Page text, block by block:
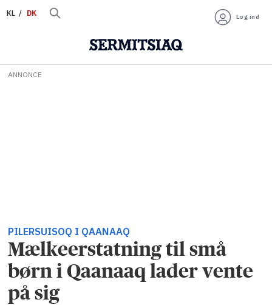
KL DK Log ind
ANNONCE
PILERSUISOQ I QAANAAQ
Mælkeerstatning til små
børn i Qaanaaq lader vente
på sig